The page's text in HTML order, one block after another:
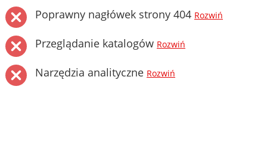
Poprawny nagłówek strony 404 Rozwiń
Przeglądanie katalogów Rozwiń
Narzędzia analityczne Rozwiń